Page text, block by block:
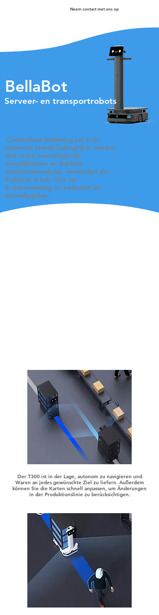
Neem contact met ons op
BellaBot
Serveer- en transportrobots
​ Contactloze bediening zal in de
toekomst steeds belangrijker worden.
Met echte aanrakingsvrije
mogelijkheden en dubbele
desinfectiemodules, vermindert de
Puductor 2 het risico op
kruisbesmetting en verbetert de
binnenhygiëne.
Der T300 ist in der Lage, autonom zu navigieren und
Waren an jedes gewünschte Ziel zu liefern. Außerdem
können Sie die Karten schnell anpassen, um Änderungen
in der Produktionslinie zu berücksichtigen.